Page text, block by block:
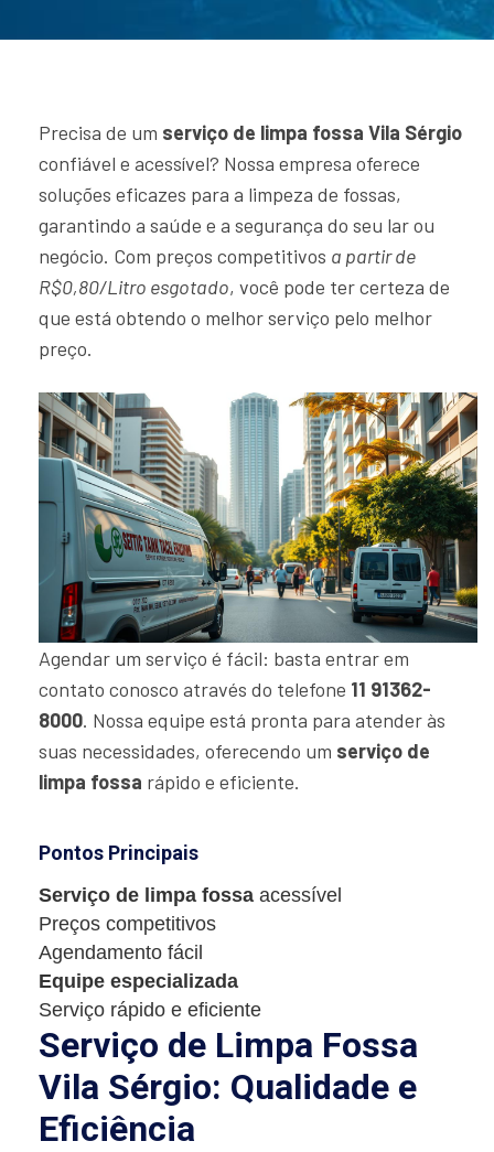
Precisa de um serviço de limpa fossa Vila Sérgio
confiável e acessível? Nossa empresa oferece
soluções eficazes para a limpeza de fossas,
garantindo a saúde e a segurança do seu lar ou
negócio. Com preços competitivos a partir de
R$0,80/Litro esgotado, você pode ter certeza de
que está obtendo o melhor serviço pelo melhor
preço.
Agendar um serviço é fácil: basta entrar em
contato conosco através do telefone 11 91362-
8000. Nossa equipe está pronta para atender às
suas necessidades, oferecendo um serviço de
limpa fossa rápido e eficiente.
Pontos Principais
Serviço de limpa fossa acessível
Preços competitivos
Agendamento fácil
Equipe especializada
Serviço rápido e eficiente
Serviço de Limpa Fossa
Vila Sérgio: Qualidade e
Eficiência